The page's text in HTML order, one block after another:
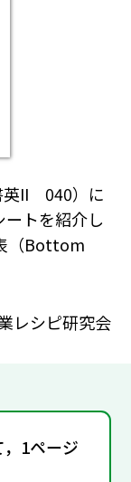
英II 040）に
トを紹介し
（Bottom
レシピ研究会
1ページ